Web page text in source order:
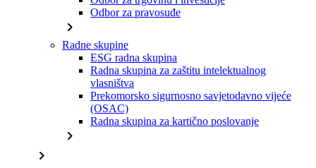
Odbor za pravosuđe
chevron_right
Radne skupine
ESG radna skupina
Radna skupina za zaštitu intelektualnog
vlasništva
Prekomorsko sigurnosno savjetodavno vijeće
(OSAC)
Radna skupina za kartično poslovanje
chevron_right
chevron_right